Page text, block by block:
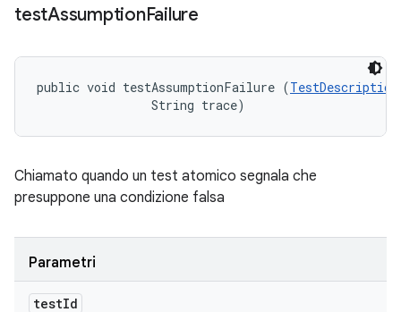
testAssumptionFailure
public void testAssumptionFailure (TestDescription
                String trace)
Chiamato quando un test atomico segnala che
presuppone una condizione falsa
Parametri
testId